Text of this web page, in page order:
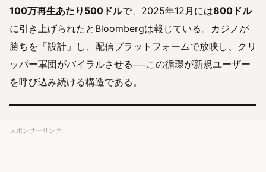
100万再生あたり500ドルで、2025年12月には800ドル
に引き上げられたとBloombergは報じている。カジノが
勝ちを「設計」し、配信プラットフォームで放映し、クリ
ッパー軍団がバイラルさせる──この循環が新規ユーザー
を呼び込み続ける構造である。
スポンサーリンク